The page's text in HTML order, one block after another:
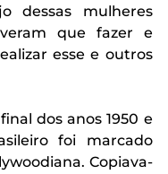
dessas mulheres
que fazer e
esse e outros
dos anos 1950 e
foi marcado
Copiava-